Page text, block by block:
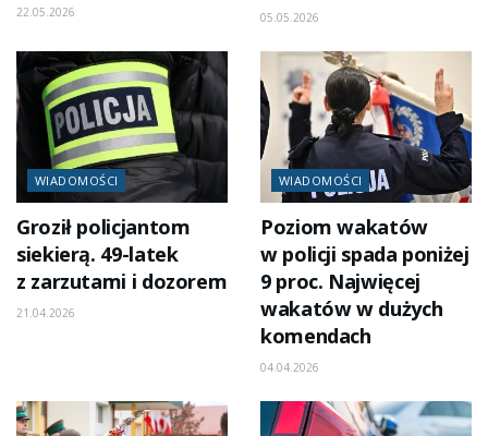
22.05.2026 05.05.2026
WIADOMOŚCI
Groził policjantom
siekierą. 49-latek
z zarzutami i dozorem
21.04.2026
WIADOMOŚCI
Poziom wakatów
w policji spada poniżej
9 proc. Najwięcej
wakatów w dużych
komendach
04.04.2026